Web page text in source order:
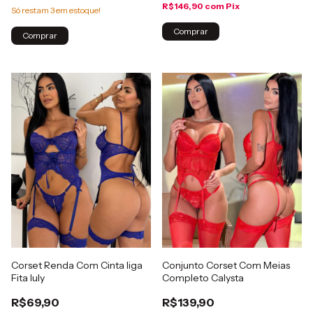
Só restam 3em estoque!
Comprar
R$146,90 com Pix
Comprar
Corset Renda Com Cinta liga
Fita Iuly
R$69,90
Conjunto Corset Com Meias
Completo Calysta
R$139,90